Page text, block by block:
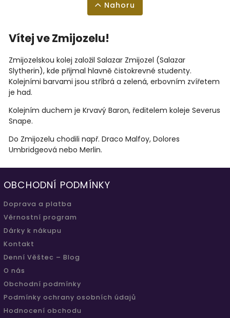
Nahoru
Vítej ve Zmijozelu!
Zmijozelskou kolej založil Salazar Zmijozel (Salazar
Slytherin), kde přijmal hlavně čistokrevné studenty.
Kolejními barvami jsou stříbrá a zelená, erbovním zvířetem
je had.
Kolejním duchem je Krvavý Baron, ředitelem koleje Severus
Snape.
Do Zmijozelu chodili např. Draco Malfoy, Dolores
Umbridgeová nebo Merlin.
OBCHODNÍ PODMÍNKY
Doprava a platba
Věrnostní program
Dárky k nákupu
Kontakt
Denní Věštec – Blog
O nás
Obchodní podmínky
Podmínky ochrany osobních údajů
Hodnocení obchodu